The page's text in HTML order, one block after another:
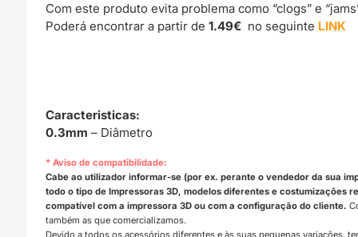
Com este produto evita problema como “clogs” e
Poderá encontrar a partir de1.49€ no seguinte LINK
Caracteristicas:
0.3mm – Diâmetro
* Aviso de compatibilidade:
Cabe ao utilizador informar-se (por ex. perante o vendedor da sua
todo o tipo de Impressoras 3D, modelos diferentes e costumizações
compatível com a impressora 3D ou com a configuração do cliente.
também as que comercializamos.
Devido a todos os acessórios diferentes e às suas pequenas variações,